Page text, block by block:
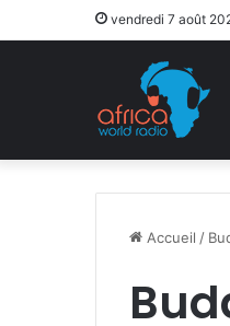
vendredi 7 août
Accueil /